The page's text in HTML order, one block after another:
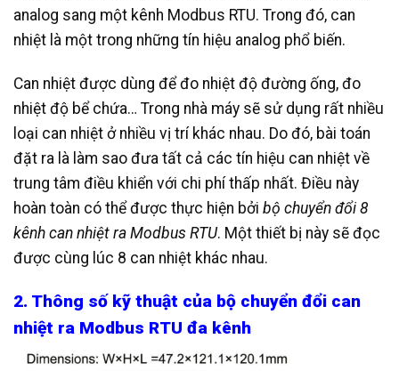
analog sang một kênh Modbus RTU. Trong đó, can
nhiệt là một trong những tín hiệu analog phổ biến.
Can nhiệt được dùng để đo nhiệt độ đường ống, đo
nhiệt độ bể chứa… Trong nhà máy sẽ sử dụng rất nhiều
loại can nhiệt ở nhiều vị trí khác nhau. Do đó, bài toán
đặt ra là làm sao đưa tất cả các tín hiệu can nhiệt về
trung tâm điều khiển với chi phí thấp nhất. Điều này
hoàn toàn có thể được thực hiện bởi bộ chuyển đổi 8
kênh can nhiệt ra Modbus RTU. Một thiết bị này sẽ đọc
được cùng lúc 8 can nhiệt khác nhau.
2. Thông số kỹ thuật của bộ chuyển đổi can
nhiệt ra Modbus RTU đa kênh